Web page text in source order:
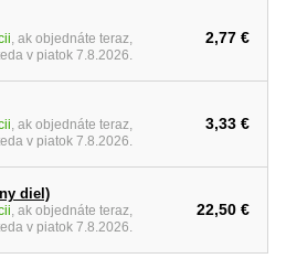
, ak objednáte teraz,
v piatok 7.8.2026.
2,77 €
, ak objednáte teraz,
v piatok 7.8.2026.
3,33 €
diel)
, ak objednáte teraz,
v piatok 7.8.2026.
22,50 €